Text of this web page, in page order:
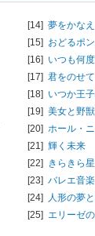
[14] 夢をかな
[15] おどるポ
[16] いつも何
[17] 君をのせて
[18] いつか王
[19] 美女と野獣
[20] ホール・
[21] 輝く未来
[22] きらきら星
[23] バレエ音
[24] 人形の夢
[25] エリーゼ